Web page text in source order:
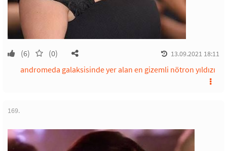
(6) (0) 13.09.2021 18:11
andromeda galaksisinde yer alan en gizemli nötron yıldızı
169.